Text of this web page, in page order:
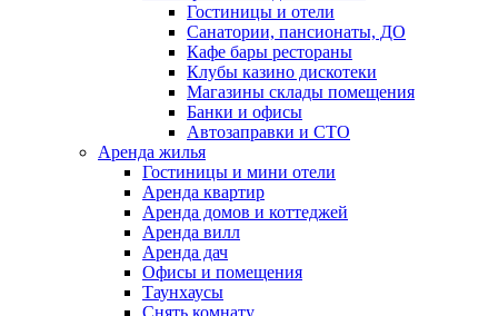
Гостиницы и отели
Санатории, пансионаты, ДО
Кафе бары рестораны
Клубы казино дискотеки
Магазины склады помещения
Банки и офисы
Автозаправки и СТО
Аренда жилья
Гостиницы и мини отели
Аренда квартир
Аренда домов и коттеджей
Аренда вилл
Аренда дач
Офисы и помещения
Таунхаусы
Снять комнату